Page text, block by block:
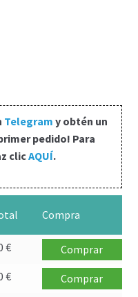
Telegram y obtén un
pedido! Para
clicAQUÍ.
Compra
€
Comprar
€
Comprar